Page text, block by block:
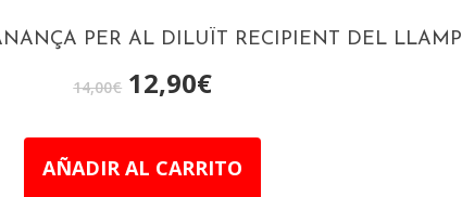
PER AL DILUÏT RECIPIENT DEL LLAMP
14,00€ 12,90€
AÑADIR AL CARRITO